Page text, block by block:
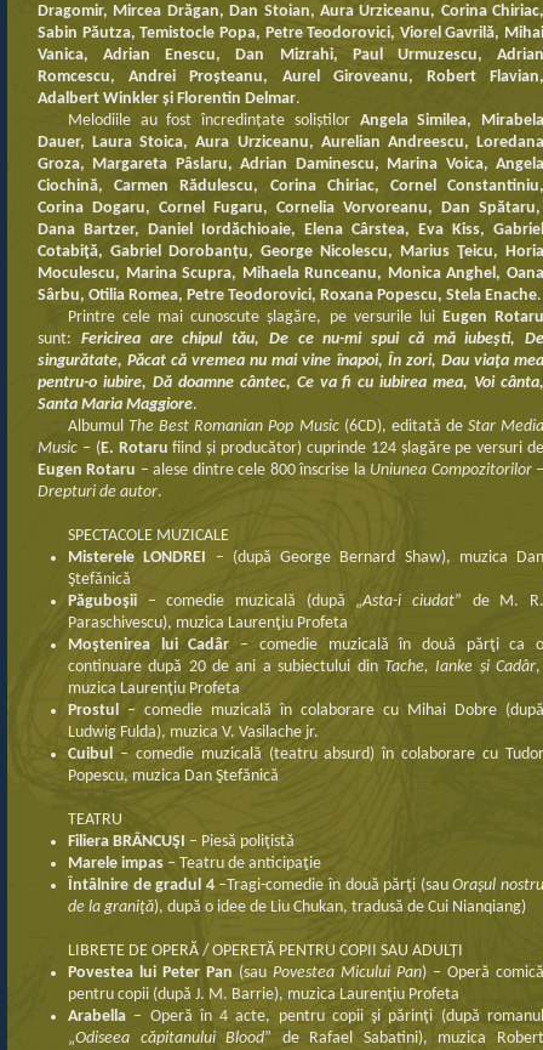
Dragomir, Mircea Drăgan, Dan Stoian, Aura Urziceanu, Corina Chiriac,
Sabin Păutza, Temistocle Popa, Petre Teodorovici, Viorel Gavrilă, Mihai
Vanica, Adrian Enescu, Dan Mizrahi, Paul Urmuzescu, Adrian
Romcescu, Andrei Proșteanu, Aurel Giroveanu, Robert Flavian,
Adalbert Winkler și Florentin Delmar.
Melodiile au fost încredințate soliștilorAngela Similea,
Dauer, Laura Stoica, Aura Urziceanu, Aurelian Andreescu, Loredana
Groza, Margareta Pâslaru, Adrian Daminescu, Marina Voica, Angela
Ciochină, Carmen Rădulescu, Corina Chiriac, Cornel Constantiniu,
Corina Dogaru, Cornel Fugaru, Cornelia Vorvoreanu, Dan Spătaru,
Dana Bartzer, Daniel Iordăchioaie, Elena Cârstea, Eva Kiss, Gabriel
Cotabiţă, Gabriel Dorobanţu, George Nicolescu, Marius Ţeicu, Horia
Moculescu, Marina Scupra, Mihaela Runceanu, Monica Anghel, Oana
Sârbu, Otilia Romea, Petre Teodorovici, Roxana Popescu, Stela Enache.
Printre cele mai cunoscute șlagăre, pe versurile lui Eugen
sunt: Fericirea are chipul tău, De ce nu-mi spui că mă iubeşti, De
singurătate, Păcat că vremea nu mai vine înapoi, În zori, Dau viaţa mea
pentru-o iubire, Dă doamne cântec, Ce va fi cu iubirea mea, Voi cânta,
Santa Maria Maggiore.
Albumul The Best Romanian Pop Music(6CD), editată de Star
Music – (E. Rotaru fiind și producător) cuprinde 124 șlagăre pe versuri
Eugen Rotaru – alese dintre cele 800 înscrise la Uniunea Compozitorilor
Drepturi de autor.
SPECTACOLE MUZICALE
Misterele LONDREI – (după George Bernard Shaw), muzica Dan
Ştefănică
Păguboşii – comedie muzicală (după „Asta-i ciudat” de M.
Paraschivescu), muzica Laurenţiu Profeta
Moştenirea lui Cadâr – comedie muzicală în două părţi ca
continuare după 20 de ani a subiectului din Tache, Ianke și Cadâr
muzica Laurenţiu Profeta
Prostul – comedie muzicală în colaborare cu Mihai Dobre (după
Ludwig Fulda), muzica V. Vasilache jr.
Cuibul – comedie muzicală (teatru absurd) în colaborare cu Tudor
Popescu, muzica Dan Ştefănică
TEATRU
Filiera BRÂNCUŞI – Piesă poliţistă
Marele impas – Teatru de anticipaţie
Întâlnire de gradul 4 –Tragi-comedie în două părţi (sauOraşul
de la graniţă), după o idee de Liu Chukan, tradusă de Cui Nianqiang)
LIBRETE DE OPERĂ / OPERETĂ PENTRU COPII SAU ADULȚI
Povestea lui Peter Pan (sau Povestea Micului Pan) – Operă comică
pentru copii (după J. M. Barrie), muzica Laurenţiu Profeta
Arabella – Operă în 4 acte, pentru copii şi părinţi (după
„Odiseea căpitanului Blood” de Rafael Sabatini), muzica